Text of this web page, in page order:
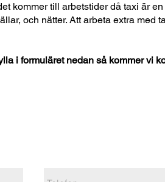
kommer till arbetstider då taxi är
och nätter. Att arbeta extra
i formuläret nedan så kommer vi